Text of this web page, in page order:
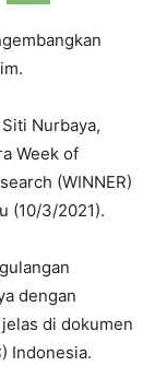
Nurbaya,
Week of
(WINNER)
(10/3/2021).
dengan
di dokumen
Indonesia.